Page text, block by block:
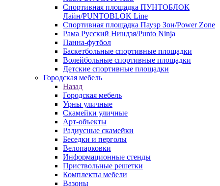
Спортивная площадка ПУНТОБЛОК
Лайн/PUNTOBLOK Line
Спортивная площадка Пауэр Зон/Power Zone
Рама Русский Ниндзя/Punto Ninja
Панна-футбол
Баскетбольные спортивные площадки
Волейбольные спортивные площадки
Детские спортивные площадки
Городская мебель
Назад
Городская мебель
Урны уличные
Скамейки уличные
Арт-объекты
Радиусные скамейки
Беседки и перголы
Велопарковки
Информационные стенды
Приствольные решетки
Комплекты мебели
Вазоны